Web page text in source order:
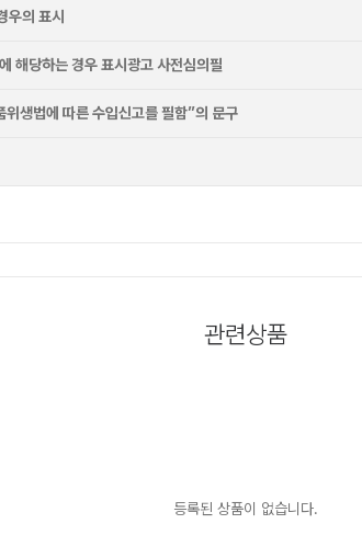
우의 표시
해당하는 경우 표시광고 사전심의필
생법에 따른 수입신고를 필함”의 문구
관련상품
등록된 상품이 없습니다.